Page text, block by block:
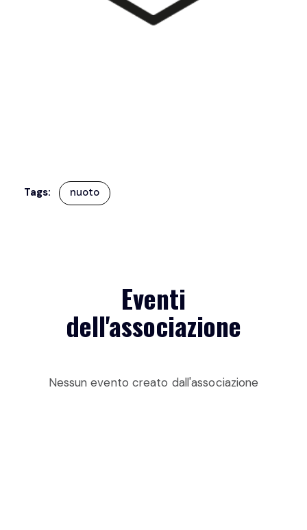
Tags: nuoto
Eventi
dell'associazione
Nessun evento creato dall'associazione